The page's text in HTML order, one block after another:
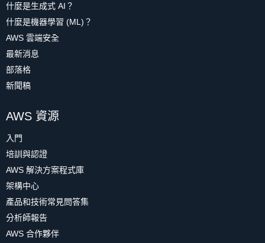
什麼是生成式 AI？
什麼是機器學習 (ML)？
AWS 雲端安全
最新消息
部落格
新聞稿
AWS 資源
入門
培訓與認證
AWS 解決方案程式庫
架構中心
產品和技術常見問答集
分析師報告
AWS 合作夥伴